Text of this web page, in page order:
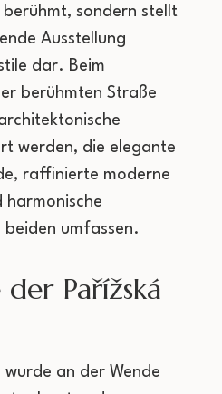
sondern stellt
Ausstellung
dar. Beim
berühmten Straße
werden, die elegante
raffinierte moderne
harmonische
beiden umfassen.
Pařížská
wurde an der Wende